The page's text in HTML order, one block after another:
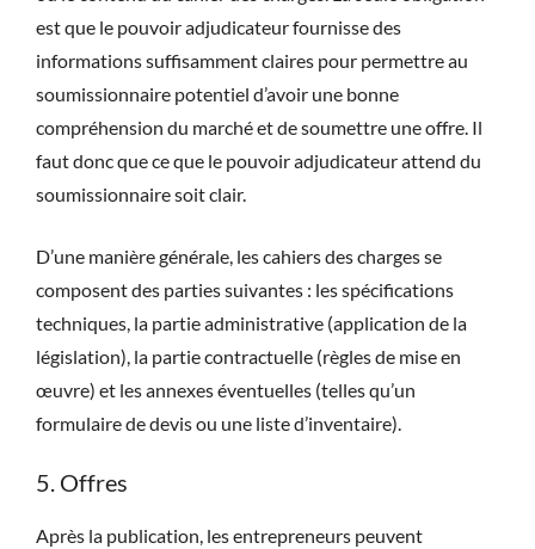
est que le pouvoir adjudicateur fournisse des
informations suffisamment claires pour permettre au
soumissionnaire potentiel d’avoir une bonne
compréhension du marché et de soumettre une offre. Il
faut donc que ce que le pouvoir adjudicateur attend du
soumissionnaire soit clair.
D’une manière générale, les cahiers des charges se
composent des parties suivantes : les spécifications
techniques, la partie administrative (application de la
législation), la partie contractuelle (règles de mise en
œuvre) et les annexes éventuelles (telles qu’un
formulaire de devis ou une liste d’inventaire).
5. Offres
Après la publication, les entrepreneurs peuvent